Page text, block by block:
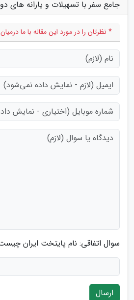
جامع سفر با تسهیلات و یارانه های
* نظرتان را در مورد این مقاله با ما
سوال اتفاقی: نام پایتخت ایران
ارسال